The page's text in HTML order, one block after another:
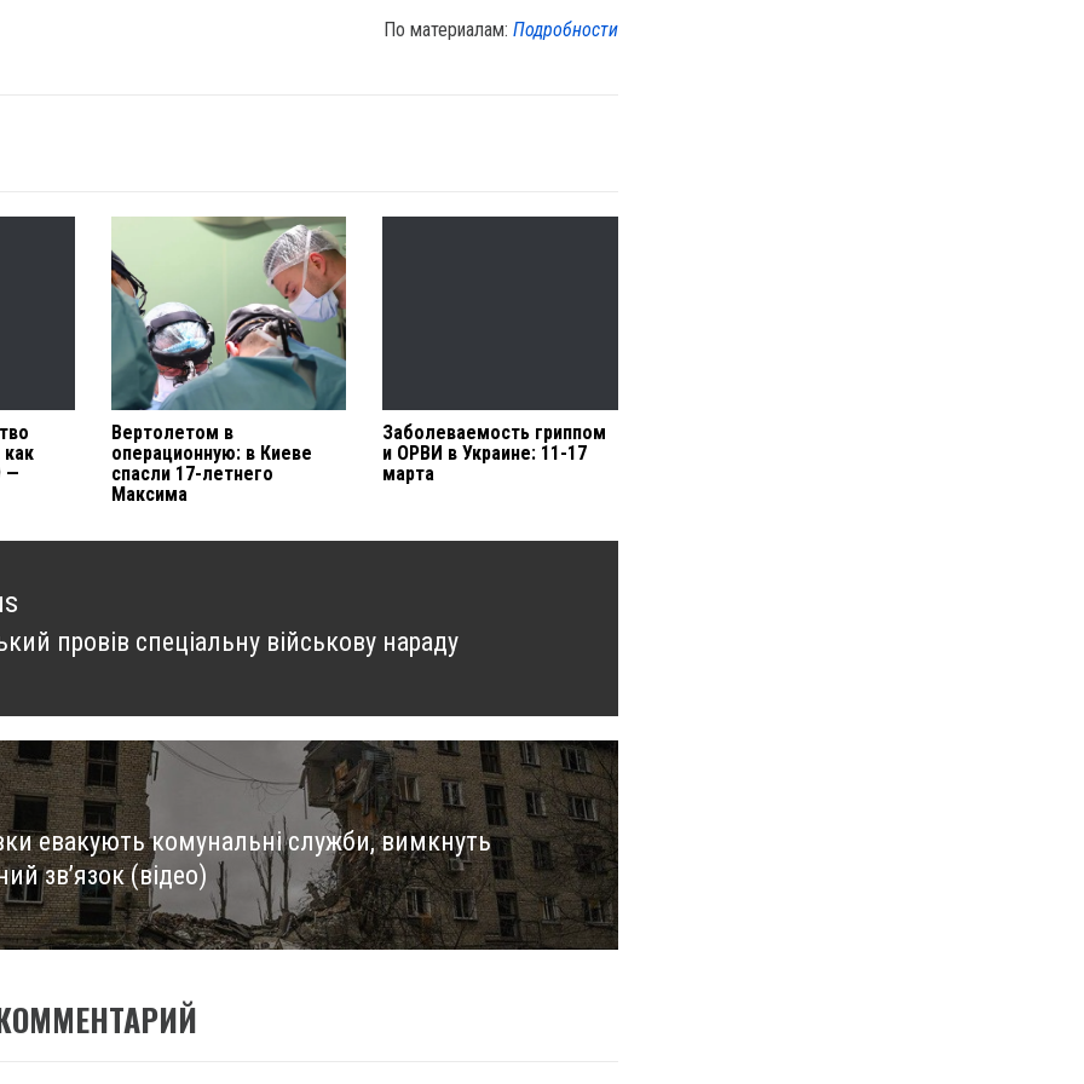
По материалам:Подробности
—
Вертолетом в
операционную: в Киеве
спасли 17-летнего
Максима
Заболеваемость гриппом
и ОРВИ в Украине: 11-17
марта
провів спеціальну військову нараду
евакують комунальні служби, вимкнуть
зв’язок (відео)